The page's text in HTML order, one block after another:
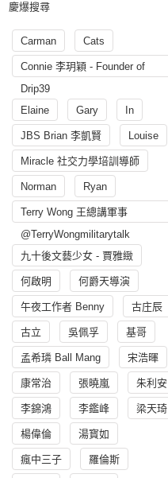
慶爆搜尋
Carman Cats
Connie 李玥穎 - Founder of
Drip39
Elaine
Gary In
JBS Brian 李凱賢 Louise
Miracle 社交力學培訓導師
Norman Ryan
Terry Wong 王總講軍事
@TerryWongmilitarytalk
九十後文藝少女 - 賈雅緻
何啟明 何爵天導演
午夜工作者 Benny 古庄辰
古立 吳佩孚 基哥
孟希璘 Ball Mang 宋浩暉
康常治 張曉嵐 朱利安
李錦鴻 李鑑峰 梁天琦
楊偉倫 湯寳如
瘋中三子 羅倫斯